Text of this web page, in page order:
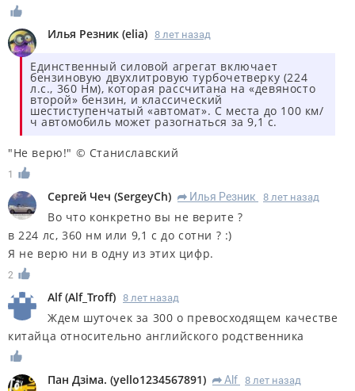
Илья Резник (elia) 8 лет назад
Единственный силовой агрегат включает
бензиновую двухлитровую турбочетверку (224
л.с., 360 Нм), которая рассчитана на «девяносто
второй» бензин, и классический
шестиступенчатый «автомат». С места до 100 км/
ч автомобиль может разогнаться за 9,1 с.
"Не верю!" © Станиславский
1
Сергей Чеч (SergeyCh) R Илья Резник 8 лет назад
Во что конкретно вы не верите ?
в 224 лс, 360 нм или 9,1 с до сотни ? :)
Я не верю ни в одну из этих цифр.
2
Alf(Alf_Troff) 8 лет назад
Ждем шуточек за 300 о превосходящем качестве
китайца относительно английского родственника
Пан Дзiма. (yello1234567891) R Alf 8 лет назад